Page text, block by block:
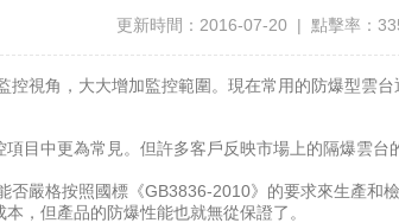
更新時間：2016-07-20 | 點擊率：
視角，大大增加監控範圍。現在常用的防爆型雲
中更為常見。但許多客戶反映市場上的隔爆雲台
否嚴格按照國標《GB3836-2010》的要求來生產
，但產品的防爆性能也就無從保證了。